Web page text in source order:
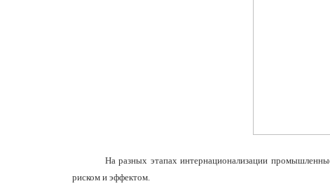
На разных этапах интернационализации
риском и эффектом.